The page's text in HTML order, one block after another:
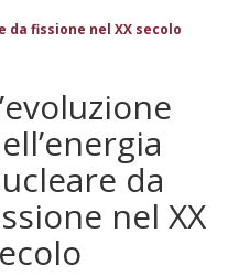
da fissione nel XX secolo
da
nel XX